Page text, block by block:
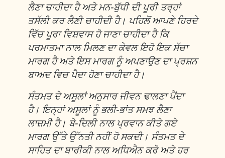
ਲੈਣਾ ਚਾਹੀਦਾ ਹੈ ਅਤੇ ਮਨ-ਬੁੱਧੀ ਦੀ ਪੂਰੀ ਤਰ੍ਹਾਂ
ਤਸੱਲੀ ਕਰ ਲੈਣੀ ਚਾਹੀਦੀ ਹੈ। ਪਹਿਲੋਂ ਆਪਣੇ ਹਿਰਦੇ
ਵਿੱਚ ਪੂਰਾ ਵਿਸ਼ਵਾਸ ਹੋ ਜਾਣਾ ਚਾਹੀਦਾ ਹੈ ਕਿ
ਪਰਮਾਤਮਾ ਨਾਲ ਮਿਲਣ ਦਾ ਕੇਵਲ ਇਹੋ ਇਕ ਸੱਚਾ
ਮਾਰਗ ਹੈ ਅਤੇ ਇਸ ਮਾਰਗ ਨੂੰ ਅਪਣਾਉਣ ਦਾ ਪ੍ਰਸ਼ਨ
ਬਾਅਦ ਵਿਚ ਪੈਦਾ ਹੋਣਾ ਚਾਹੀਦਾ ਹੈ।
ਸੰਤਮਤ ਦੇ ਅਸੂਲਾਂ ਅਨੁਸਾਰ ਜੀਵਨ ਢਾਲਣਾ ਪੈਂਦਾ
ਹੈ। ਇਨ੍ਹਾਂ ਅਸੂਲਾਂ ਨੂੰ ਭਲੀ-ਭਾਂਤ ਸਮਝ ਲੈਣਾ
ਲਾਜ਼ਮੀ ਹੈ। ਬੇ-ਦਿਲੀ ਨਾਲ ਪ੍ਰਵਾਨ ਕੀਤੇ ਗਏ
ਮਾਰਗ ਉੱਤੇ ਉੱਨਤੀ ਨਹੀਂ ਹੋ ਸਕਦੀ। ਸੰਤਮਤ ਦੇ
ਸਾਹਿਤ ਦਾ ਬਾਰੀਕੀ ਨਾਲ ਅਧਿਐਨ ਕਰੋ ਅਤੇ ਹਰ